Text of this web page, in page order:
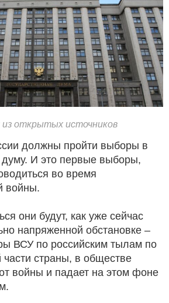
открытых источников
должны пройти выборы в
думу. И это первые выборы,
во время
войны.
они будут, как уже сейчас
напряженной обстановке –
ВСУ по российским тылам по
части страны, в обществе
от войны и падает на этом фоне